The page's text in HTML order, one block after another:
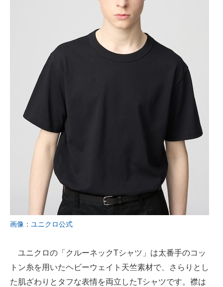
画像：ユニクロ公式
ユニクロの「クルーネックTシャツ」は太番手のコッ
トン糸を用いたヘビーウェイト天竺素材で、さらりとし
た肌ざわりとタフな表情を両立したTシャツです。襟は